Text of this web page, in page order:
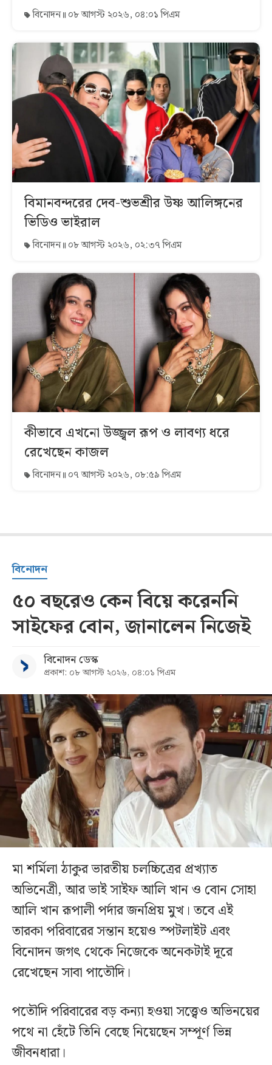
বিনোদন ০৮ আগস্ট ২০২৬, ০৪:০১ পিএম
বিমানবন্দরের দেব-শুভশ্রীর উষ্ণ আলিঙ্গনের
ভিডিও ভাইরাল
বিনোদন ০৮ আগস্ট ২০২৬, ০২:৩৭ পিএম
কীভাবে এখনো উজ্জ্বল রূপ ও লাবণ্য ধরে
রেখেছেন কাজল
বিনোদন ০৭ আগস্ট ২০২৬, ০৮:৫৯ পিএম
বিনোদন
৫০ বছরেও কেন বিয়ে করেননি
সাইফের বোন, জানালেন নিজেই
বিনোদন ডেস্ক
প্রকাশ: ০৮ আগস্ট ২০২৬, ০৪:০১ পিএম
মা শর্মিলা ঠাকুর ভারতীয় চলচ্চিত্রের প্রখ্যাত
অভিনেত্রী, আর ভাই সাইফ আলি খান ও বোন সোহা
আলি খান রূপালী পর্দার জনপ্রিয় মুখ। তবে এই
তারকা পরিবারের সন্তান হয়েও স্পটলাইট এবং
বিনোদন জগৎ থেকে নিজেকে অনেকটাই দূরে
রেখেছেন সাবা পাতৌদি।
পতৌদি পরিবারের বড় কন্যা হওয়া সত্ত্বেও অভিনয়ের
পথে না হেঁটে তিনি বেছে নিয়েছেন সম্পূর্ণ ভিন্ন
জীবনধারা।